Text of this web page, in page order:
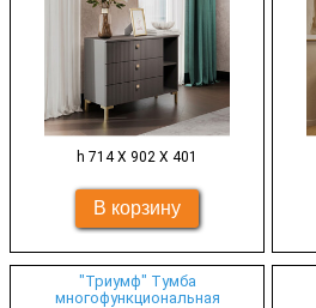
h 714 Х 902 Х 401
"Триумф" Тумба
многофункциональная